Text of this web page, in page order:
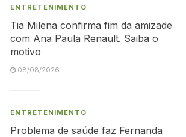
ENTRETENIMENTO
Tia Milena confirma fim da amizade
com Ana Paula Renault. Saiba o
motivo
08/08/2026
ENTRETENIMENTO
Problema de saúde faz Fernanda